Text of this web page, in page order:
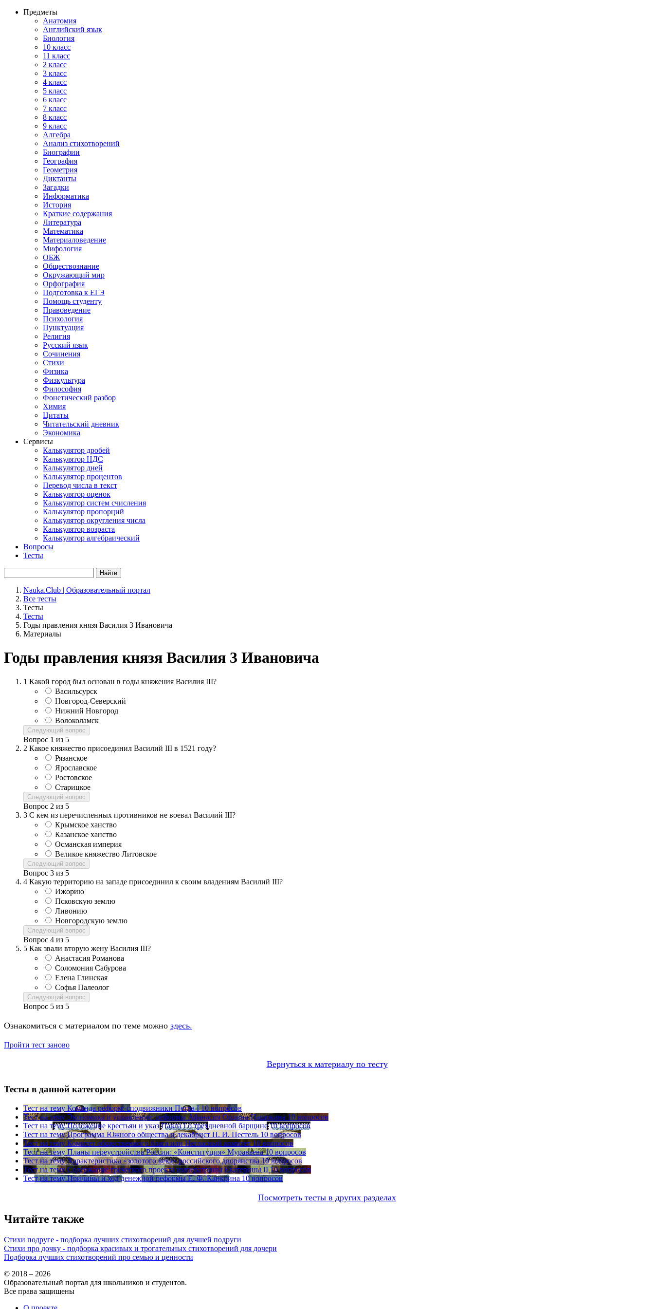
Предметы
Анатомия
Английский язык
Биология
10 класс
11 класс
2 класс
3 класс
4 класс
5 класс
6 класс
7 класс
8 класс
9 класс
Алгебра
Анализ стихотворений
Биографии
География
Геометрия
Диктанты
Загадки
Информатика
История
Краткие содержания
Литература
Математика
Материаловедение
Мифология
ОБЖ
Обществознание
Окружающий мир
Орфография
Подготовка к ЕГЭ
Помощь студенту
Правоведение
Психология
Пунктуация
Религия
Русский язык
Сочинения
Стихи
Физика
Физкультура
Философия
Фонетический разбор
Химия
Цитаты
Читательский дневник
Экономика
Сервисы
Калькулятор дробей
Калькулятор НДС
Калькулятор дней
Калькулятор процентов
Перевод числа в текст
Калькулятор оценок
Калькулятор систем счисления
Калькулятор пропорций
Калькулятор округления числа
Калькулятор возраста
Калькулятор алгебраический
Вопросы
Тесты
Найти
Nauka.Club | Образовательный портал
Все тесты
Тесты
Тесты
Годы правления князя Василия 3 Ивановича
Материалы
Годы правления князя Василия 3 Ивановича
1 Какой город был основан в годы княжения Василия III?
Васильсурск
Новгород-Северский
Нижний Новгород
Волоколамск
Следующий вопрос
Вопрос 1 из 5
2 Какое княжество присоединил Василий III в 1521 году?
Рязанское
Ярославское
Ростовское
Старицкое
Следующий вопрос
Вопрос 2 из 5
3 С кем из перечисленных противников не воевал Василий III?
Крымское ханство
Казанское ханство
Османская империя
Великое княжество Литовское
Следующий вопрос
Вопрос 3 из 5
4 Какую территорию на западе присоединил к своим владениям Василий III?
Ижорию
Псковскую землю
Ливонию
Новгородскую землю
Следующий вопрос
Вопрос 4 из 5
5 Как звали вторую жену Василия III?
Анастасия Романова
Соломония Сабурова
Елена Глинская
Софья Палеолог
Следующий вопрос
Вопрос 5 из 5
Ознакомиться с материалом по теме можно здесь.
Пройти тест заново
Вернуться к материалу по тесту
Тесты в данной категории
Тест на тему Команда реформ: сподвижники Петра I 10 вопросов
Тест на тему Экономика и управление: реформы Афанасия Ордина-Нащокина 10 вопросов
Тест на тему Положение крестьян и указ Павла I о трехдневной барщине 10 вопросов
Тест на тему Программа Южного общества и декабрист П. И. Пестель 10 вопросов
Тест на тему Комитет общественного блага или Негласный комитет 10 вопросов
Тест на тему Планы переустройства России: «Конституция» Муравьева 10 вопросов
Тест на тему Характеристика «золотого века» российского дворянства 10 вопросов
Тест на тему Содержание греческого проекта императрицы Екатерины II 10 вопросов
Тест на тему Причины и ход денежной реформы Е. Ф. Канкрина 10 вопросов
Посмотреть тесты в других разделах
Читайте также
Стихи подруге - подборка лучших стихотворений для лучшей подруги
Стихи про дочку - подборка красивых и трогательных стихотворений для дочери
Подборка лучших стихотворений про семью и ценности
© 2018 – 2026
Образовательный портал для школьников и студентов.
Все права защищены